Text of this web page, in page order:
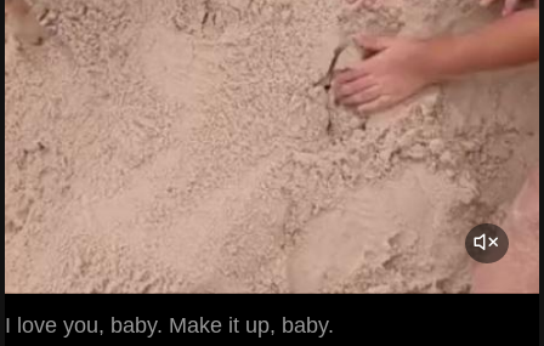
I love you, baby. Make it up, baby.